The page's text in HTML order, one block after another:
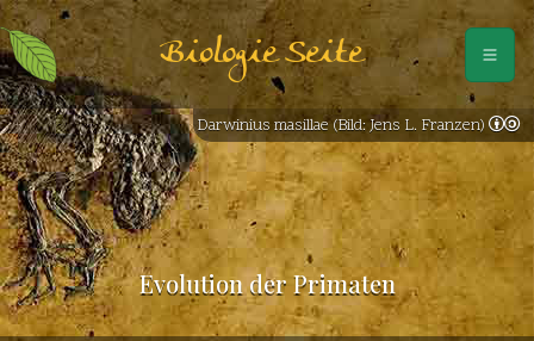
Biologie Seite
Evolution der Primaten
Darwinius masillae (Bild: Jens L. Franzen)